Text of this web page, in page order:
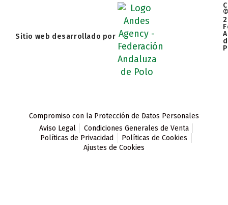
Sitio web desarrollado por
Compromiso con la Protección de Datos Personales
Aviso Legal
Condiciones Generales de Venta
Políticas de Privacidad
Políticas de Cookies
Ajustes de Cookies